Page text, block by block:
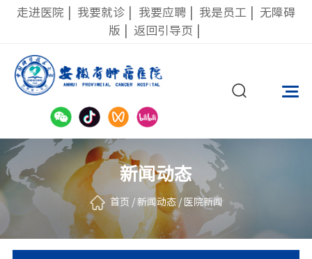
走进医院 我要就诊 我要应聘 我是员工
无障碍
版
返回引导页
新闻动态
首页 /新闻动态 /医院新闻